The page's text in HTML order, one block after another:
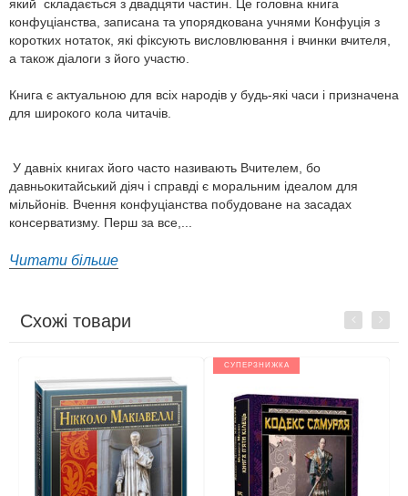
який складається з двадцяти частин. Це головна книга
конфуціанства, записана та упорядкована учнями Конфуція з
коротких нотаток, які фіксують висловлювання і вчинки вчителя,
а також діалоги з його участю.
Книга є актуальною для всіх народів у будь-які часи і призначена
для широкого кола читачів.
У давніх книгах його часто називають Вчителем, бо
давньокитайський діяч і справді є моральним ідеалом для
мільйонів. Вчення конфуціанства побудоване на засадах
консерватизму. Перш за все,...
Читати більше
Схожі товари Previous
СУПЕРЗНИЖКА
Next